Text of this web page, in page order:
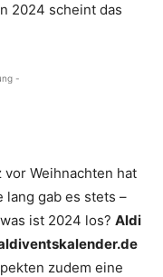
2024 scheint das
-
vor Weihnachten hat
gab es stets –
ist 2024 los? Aldi
zudem eine